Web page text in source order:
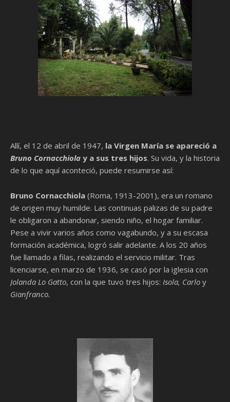
Allí, el 12 de abril de 1947, la Virgen María se apareció a
Bruno Cornacchiola y a sus tres hijos. Su vida, y la historia
de lo que aquí aconteció, puede resumirse así:
Bruno Cornacchiola (Roma, 1913-2001), era un romano
de origen muy humilde. Las continuas palizas de su padre
le obligaron a abandonar, siendo niño, el hogar familiar.
Pese a vivir varios años como vagabundo, y a su escasa
formación académica, logró salir adelante. A los 20 años
fue llamado a filas, realizando el servicio militar. Tras
licenciarse, en marzo de 1936, se casó por la iglesia con
Jolanda Lo Gatto, con la que tuvo tres hijos: Isola, Carlo y
Gianfranco.